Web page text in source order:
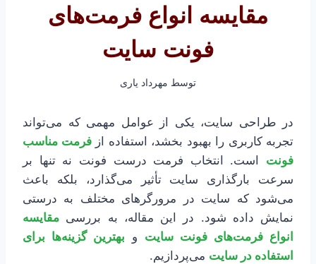
مقایسه انواع فرمت‌های
فونت سایت
توسط مهرداد یاری
در طراحی سایت، یکی از عوامل مهمی که می‌تواند
تجربه کاربری را بهبود بخشد، استفاده ازفرمت مناسب
فونت است. انتخاب فرمت درست فونت نه تنها بر
سرعت بارگذاری سایت تأثیر می‌گذارد، بلکه باعث
می‌شود که سایت در مرورگرهای مختلف به درستی
نمایش داده شود. در این مقاله، به بررسی مقایسه
انواع فرمت‌های فونت سایت و بهترین گزینه‌ها برای
استفاده در سایت می‌پردازیم.